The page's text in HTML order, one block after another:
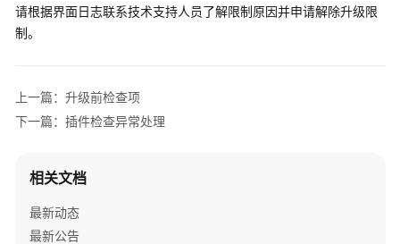
计
快
速
门
用
户
请根据界面日志联系技术支持人员了解限制原因并申请解除升级限
制。
上一篇：升级前检查项
下一篇：插件检查异常处理
相关文档
最新动态
最新公告